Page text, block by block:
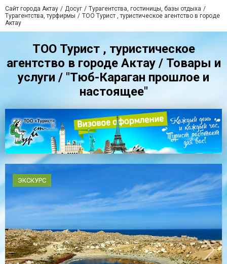
Сайт города Актау Досуг
Турагентства, гостиницы, базы отдыха
Турагентства, турфирмы
ТОО Турист , туристическое агентство в городе
Актау
ТОО Турист , туристическое
агентство в городе Актау / Товары и
услуги / "Тюб-Караган прошлое и
настоящее"
ЭКСКУРС